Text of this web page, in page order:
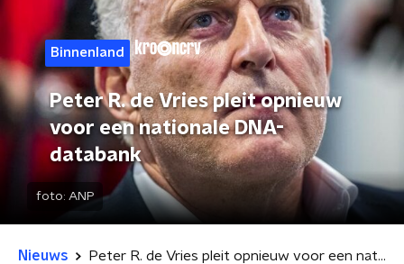
Binnenland
Peter R. de Vries pleit opnieuw
voor een nationale DNA-
databank
foto: ANP
Nieuws Peter R. de Vries pleit opnieuw voor een nationale DNA-databank